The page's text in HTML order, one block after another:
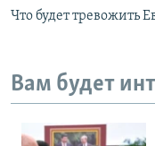
Что будет тревожить
Вам будет